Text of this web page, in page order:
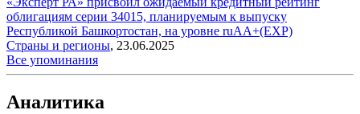
облигациям серии 34015, планируемым к выпуску
Республикой Башкортостан, на уровне ruAA+(EXP)
Страны и регионы, 23.06.2025
Все упоминания
Аналитика